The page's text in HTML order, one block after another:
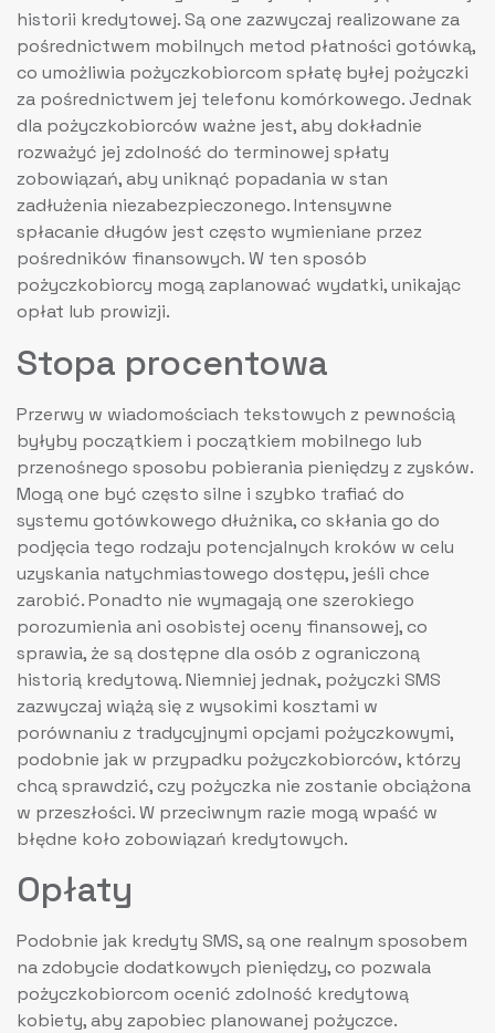
historii kredytowej. Są one zazwyczaj realizowane za
pośrednictwem mobilnych metod płatności gotówką,
co umożliwia pożyczkobiorcom spłatę byłej pożyczki
za pośrednictwem jej telefonu komórkowego. Jednak
dla pożyczkobiorców ważne jest, aby dokładnie
rozważyć jej zdolność do terminowej spłaty
zobowiązań, aby uniknąć popadania w stan
zadłużenia niezabezpieczonego. Intensywne
spłacanie długów jest często wymieniane przez
pośredników finansowych. W ten sposób
pożyczkobiorcy mogą zaplanować wydatki, unikając
opłat lub prowizji.
Stopa procentowa
Przerwy w wiadomościach tekstowych z pewnością
byłyby początkiem i początkiem mobilnego lub
przenośnego sposobu pobierania pieniędzy z zysków.
Mogą one być często silne i szybko trafiać do
systemu gotówkowego dłużnika, co skłania go do
podjęcia tego rodzaju potencjalnych kroków w celu
uzyskania natychmiastowego dostępu, jeśli chce
zarobić. Ponadto nie wymagają one szerokiego
porozumienia ani osobistej oceny finansowej, co
sprawia, że ​​są dostępne dla osób z ograniczoną
historią kredytową. Niemniej jednak, pożyczki SMS
zazwyczaj wiążą się z wysokimi kosztami w
porównaniu z tradycyjnymi opcjami pożyczkowymi,
podobnie jak w przypadku pożyczkobiorców, którzy
chcą sprawdzić, czy pożyczka nie zostanie obciążona
w przeszłości. W przeciwnym razie mogą wpaść w
błędne koło zobowiązań kredytowych.
Opłaty
Podobnie jak kredyty SMS, są one realnym sposobem
na zdobycie dodatkowych pieniędzy, co pozwala
pożyczkobiorcom ocenić zdolność kredytową
kobiety, aby zapobiec planowanej pożyczce.